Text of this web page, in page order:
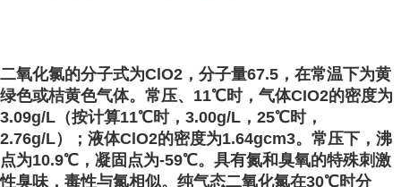
二氧化氯的分子式为ClO2 ，分子量67.5，在常温下为黄
绿色或桔黄色气体。常压、11℃时，气体CIO2的密度为
3.09g/L（按计算11℃时，3.00g/L，25℃时，
2.76g/L）；液体ClO2的密度为1.64gcm3。常压下，沸
点为10.9℃，凝固点为-59℃。具有氮和臭氧的特殊刺激
性臭味，毒性与氯相似。纯气态二氧化氯在30℃时分